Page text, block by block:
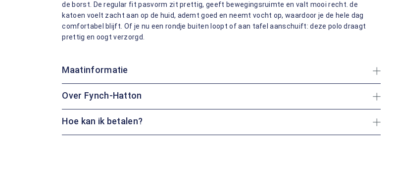
de borst. De regular fit pasvorm zit prettig, geeft bewegingsruimte en valt mooi recht. de
katoen voelt zacht aan op de huid, ademt goed en neemt vocht op, waardoor je de hele dag
comfortabel blijft. Of je nu een rondje buiten loopt of aan tafel aanschuift: deze polo draagt
prettig en oogt verzorgd.
Maatinformatie
Over Fynch-Hatton
Hoe kan ik betalen?